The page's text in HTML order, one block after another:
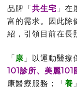
品牌「 共生宅 」在
富的需求。因此除
紹，引領目前在長
「 康 」以運動醫療
101診所、美麗101
康醫療服務；「 養